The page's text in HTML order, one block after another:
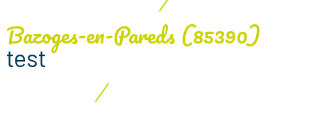
Bazoges-en-Pareds (85390)
test